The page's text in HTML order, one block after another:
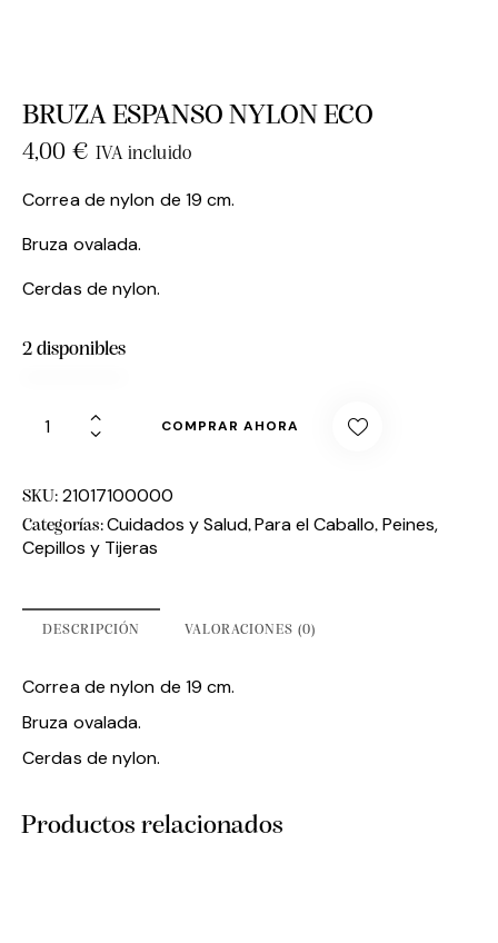
BRUZA ESPANSO NYLON ECO
4,00 € IVA incluido
Correa de nylon de 19 cm.
Bruza ovalada.
Cerdas de nylon.
2 disponibles
COMPRAR AHORA
SKU: 21017100000
Categorías:Cuidados y Salud, Para el Caballo, Peines,
Cepillos y Tijeras
DESCRIPCIÓN VALORACIONES (0)
Correa de nylon de 19 cm.
Bruza ovalada.
Cerdas de nylon.
Productos relacionados